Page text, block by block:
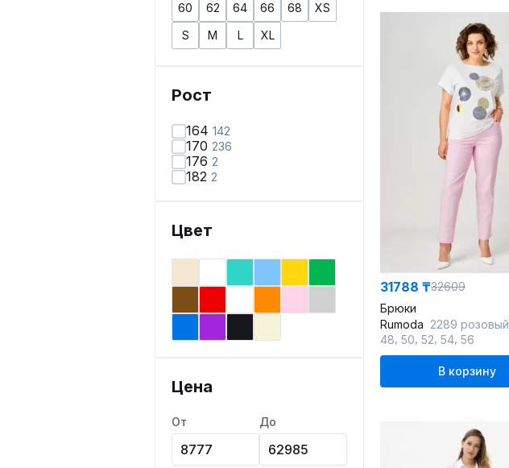
60
62 64 66 68
XS
S
M L XL
Рост
164 142
170 236
176 2
182 2
Цвет
Цена
От До
31788 ₸32609
Брюки
Rumoda 2289 розовый
48 50 52 54 56
В корзину